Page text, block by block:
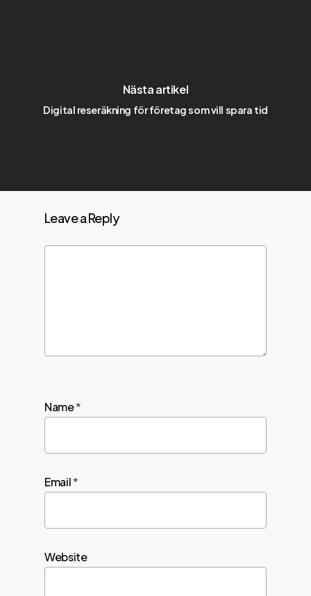
Nästa artikel
Digital reseräkning för företag som vill spara tid
Leave a Reply
Name*
Email*
Website